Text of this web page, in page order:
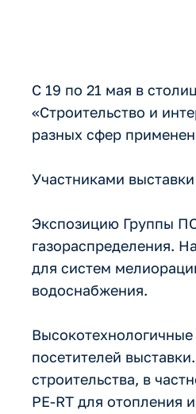
С 19 по 21 мая в
«Строительство и
разных сфер
Участниками
Экспозицию Группы
газораспределения.
для систем
водоснабжения.
посетителей
строительства, в
PE-RT для отопления